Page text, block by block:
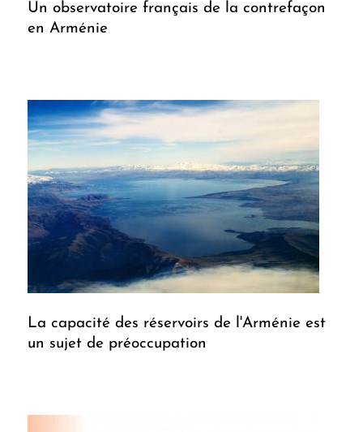
Un observatoire français de la contrefaçon
en Arménie
La capacité des réservoirs de l'Arménie est
un sujet de préoccupation